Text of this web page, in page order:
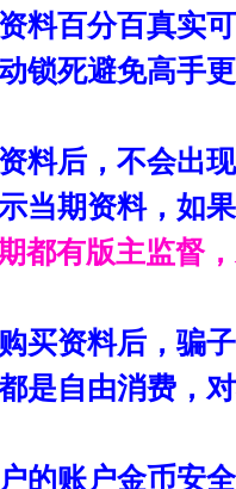
料百分百真实
锁死避免高手
料后，不会出
当期资料，如
都有版主监督
购买资料后，骗
是自由消费，
的账户金币安